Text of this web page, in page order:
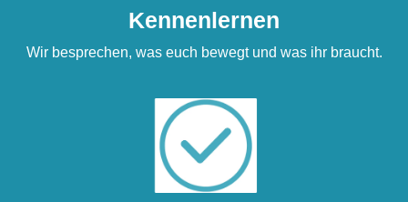
Kennenlernen
Wir besprechen, was euch bewegt und was ihr braucht.